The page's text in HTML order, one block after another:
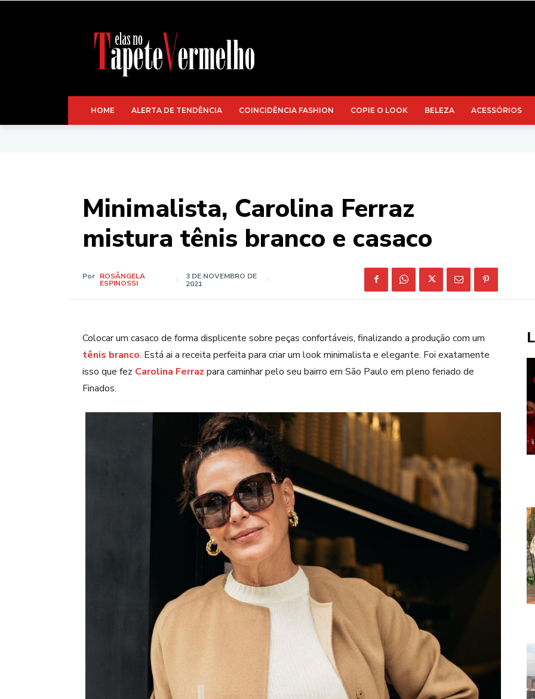
HOME ALERTA DE TENDÊNCIA COINCIDÊNCIA FASHION COPIE O LOOK BELEZA ACESSÓRIOS
Minimalista, Carolina Ferraz
mistura tênis branco e casaco
Por ROSÂNGELA
ESPINOSSI
3 DE NOVEMBRO DE
2021
Colocar um casaco de forma displicente sobre peças confortáveis, finalizando a produção com um
tênis branco. Está ai a receita perfeita para criar um look minimalista e elegante. Foi exatamente
isso que fez Carolina Ferraz para caminhar pelo seu bairro em São Paulo em pleno feriado de
Finados.